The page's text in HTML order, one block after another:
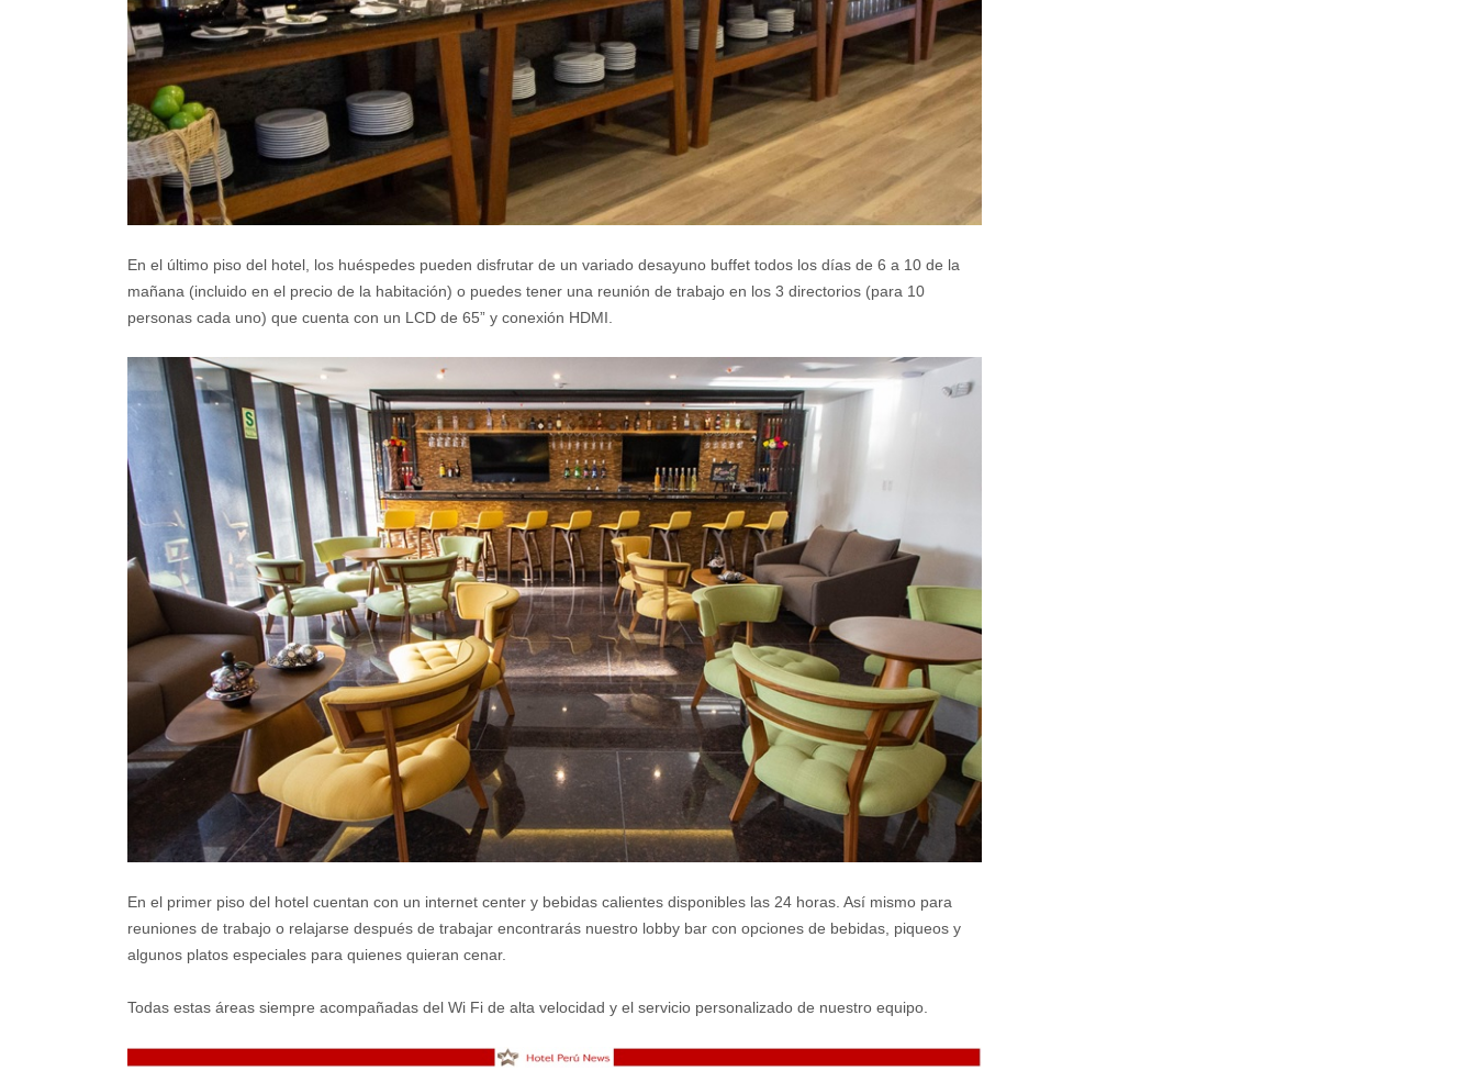
En el último piso del hotel, los huéspedes pueden disfrutar de un variado desayuno buffet todos los días de 6 a 10 de la
mañana (incluido en el precio de la habitación) o puedes tener una reunión de trabajo en los 3 directorios (para 10
personas cada uno) que cuenta con un LCD de 65” y conexión HDMI.
En el primer piso del hotel cuentan con un internet center y bebidas calientes disponibles las 24 horas. Así mismo para
reuniones de trabajo o relajarse después de trabajar encontrarás nuestro lobby bar con opciones de bebidas, piqueos y
algunos platos especiales para quienes quieran cenar.
Todas estas áreas siempre acompañadas del Wi Fi de alta velocidad y el servicio personalizado de nuestro equipo.